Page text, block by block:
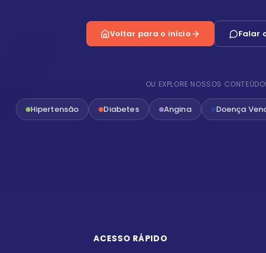
Voltar para o início Falar
OU EXPLORE NOSSOS
Hipertensão Diabetes Angina Doença
ACESSO RÁPIDO